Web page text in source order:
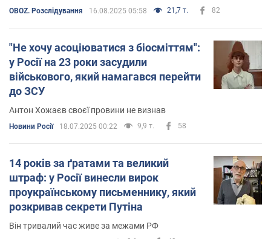
OBOZ. Розслідування 16.08.2025 05:58 21,7 т. 82
"Не хочу асоціюватися з біосміттям":
у Росії на 23 роки засудили
військового, який намагався перейти
до ЗСУ
Антон Хожаєв своєї провини не визнав
Новини Росії 18.07.2025 00:22 9,9 т. 58
14 років за ґратами та великий
штраф: у Росії винесли вирок
проукраїнському письменнику, який
розкривав секрети Путіна
Він тривалий час живе за межами РФ